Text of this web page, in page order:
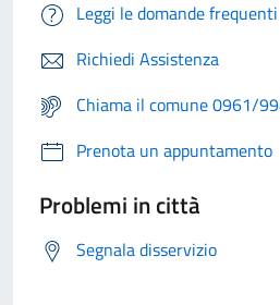
Leggi le domande frequenti
Richiedi Assistenza
Chiama il comune 0961/
Prenota un appuntamento
Problemi in città
Segnala disservizio